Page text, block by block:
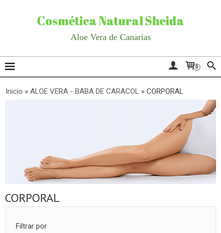
Cosmética Natural Sheida
Aloe Vera de Canarias
0
Inicio » ALOE VERA - BABA DE CARACOL » CORPORAL
CORPORAL
Filtrar por